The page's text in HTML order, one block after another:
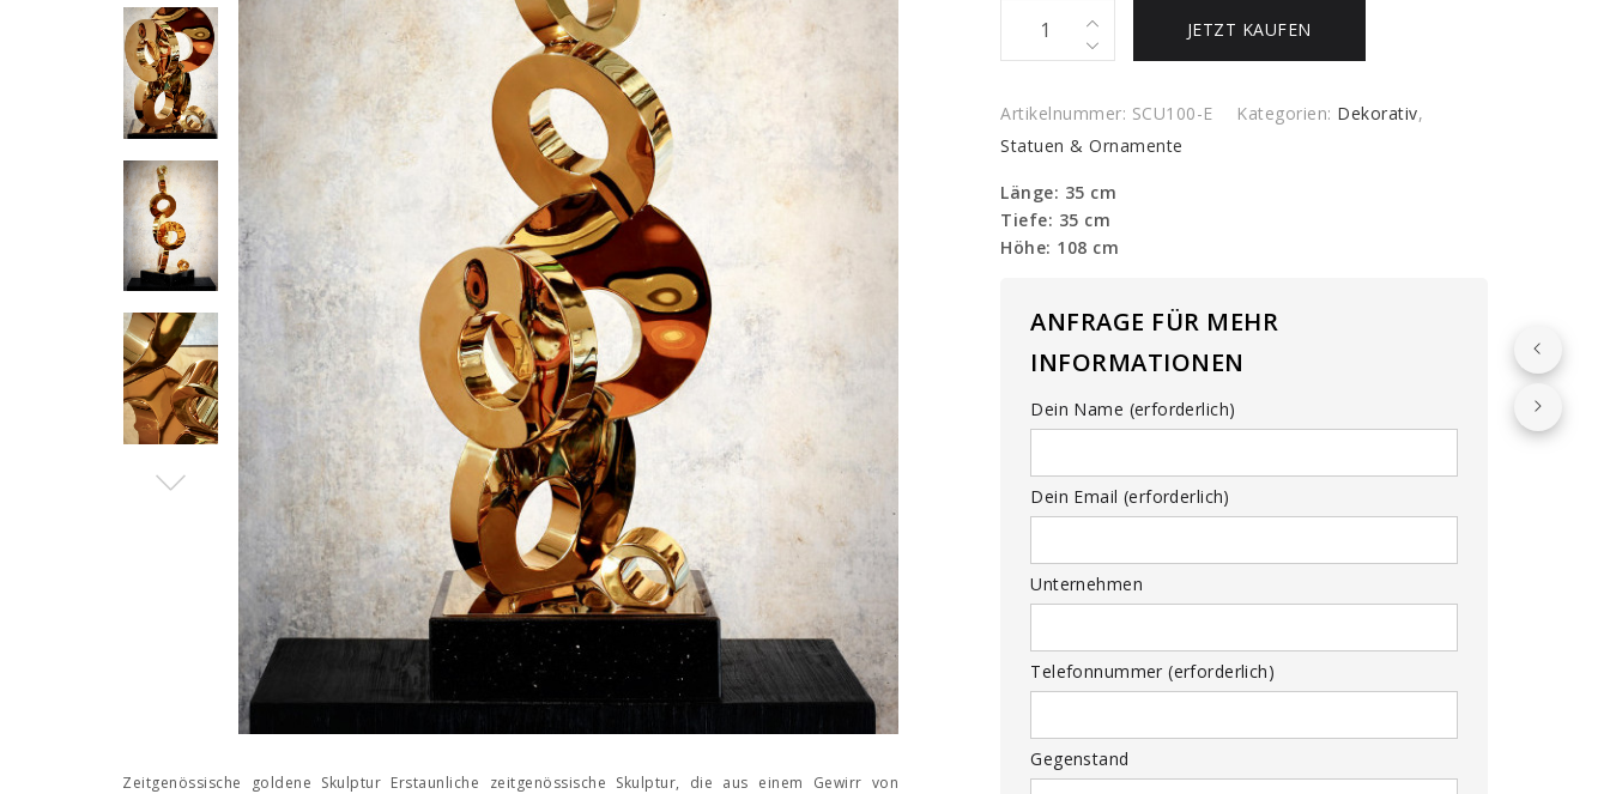
Zeitgenössische goldene Skulptur Erstaunliche zeitgenössische Skulptur, die aus einem Gewirr von
Zeitgenössische
quantity
JETZT KAUFEN
Artikelnummer: SCU100-E Kategorien: Dekorativ,
Statuen & Ornamente
Länge: 35 cm
Tiefe: 35 cm
Höhe: 108 cm
ANFRAGE FÜR MEHR
INFORMATIONEN
Dein Name (erforderlich)
Dein Email (erforderlich)
Unternehmen
Telefonnummer (erforderlich)
Gegenstand